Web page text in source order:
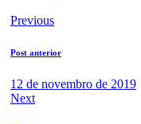
Previous
Post anterior
12 de novembro de 2019
Next